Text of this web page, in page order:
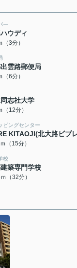
ー
ウディ
（3分）
雲路郵便局
（6分）
志社大学
（12分）
ピングセンター
KITAOJI(北大路ビブ
（15分）
校
築専門学校
（32分）